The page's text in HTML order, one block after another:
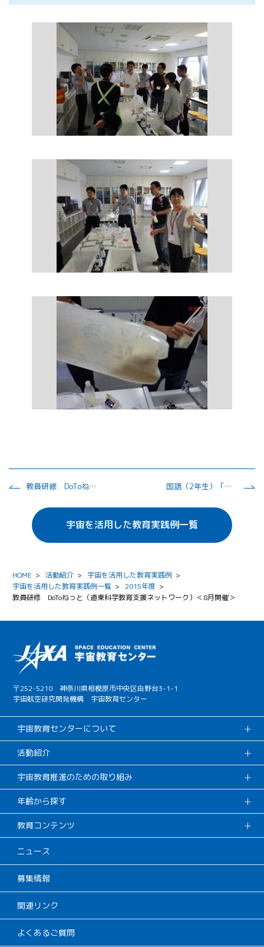
教員研修 DoToねっと（道東科学教育支援ネットワーク）＜7月開催＞ 国語（2年生）「みんなの思いを一つのロゴにしよう」
宇宙を活用した教育実践例一覧
HOME > 活動紹介 > 宇宙を活用した教育実践例 >
宇宙を活用した教育実践例一覧 > 2015年度 >
教員研修 DoToねっと（道東科学教育支援ネットワーク）＜8月開催＞
〒252-5210 神奈川県相模原市中央区由野台3-1-1
宇宙航空研究開発機構 宇宙教育センター
宇宙教育センターについて
活動紹介
宇宙教育推進のための取り組み
年齢から探す
教育コンテンツ
ニュース
募集情報
関連リンク
よくあるご質問